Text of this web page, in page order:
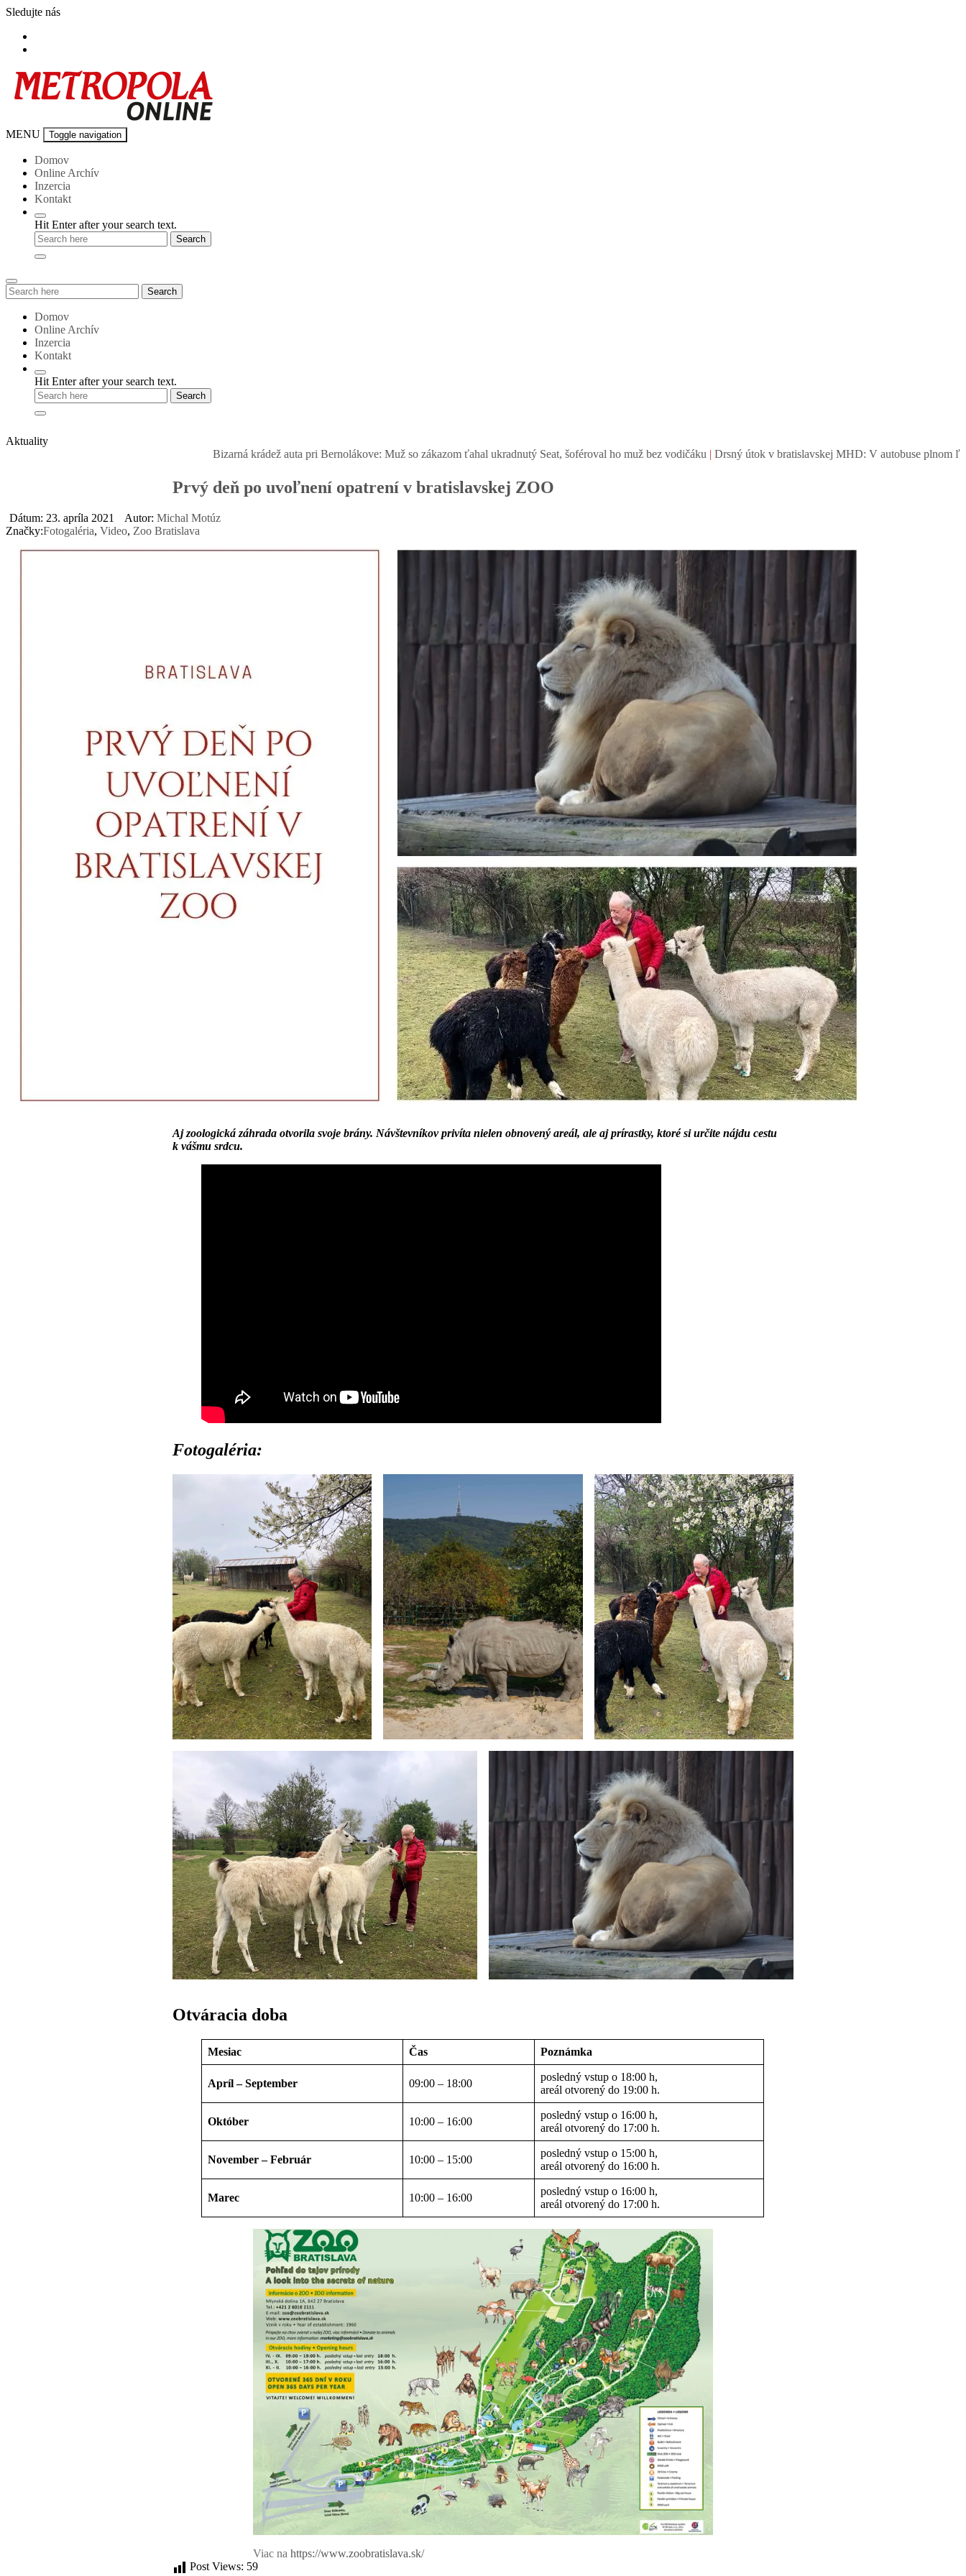
Skip
content
Sledujte nás
Metropola-
MENU Toggle navigation
Domov
Online Archív
Inzercia
Kontakt
Hit Enter after your search text.
Search
for:
Search
Domov
Online Archív
Inzercia
Kontakt
Hit Enter after your search text.
Aktuality
Bizarná krádež auta pri Bernolákove: Muž so zákazom ťahal ukradnutý Seat, šoféroval ho muž bez vodičáku| Drsný útok v bratislavskej MHD: V autobuse plnom ľudí
Prvý deň po uvoľnení opatrení v bratislavskej ZOO
Dátum: 23. apríla 2021 Autor: Michal Motúz
Značky:Fotogaléria, Video, Zoo Bratislava
Aj zoologická záhrada otvorila svoje brány. Návštevníkov privíta nielen obnovený areál, ale aj prírastky, ktoré si určite nájdu cestu
k vášmu srdcu.
Fotogaléria:
Otváracia doba
Mesiac Čas Poznámka
Apríl – September 09:00 – 18:00
posledný vstup o 18:00 h,
areál otvorený do 19:00 h.
Október 10:00 – 16:00
posledný vstup o 16:00 h,
areál otvorený do 17:00 h.
November – Február 10:00 – 15:00
posledný vstup o 15:00 h,
areál otvorený do 16:00 h.
Marec 10:00 – 16:00
posledný vstup o 16:00 h,
areál otvorený do 17:00 h.
Viac na https://www.zoobratislava.sk/
Post Views: 59